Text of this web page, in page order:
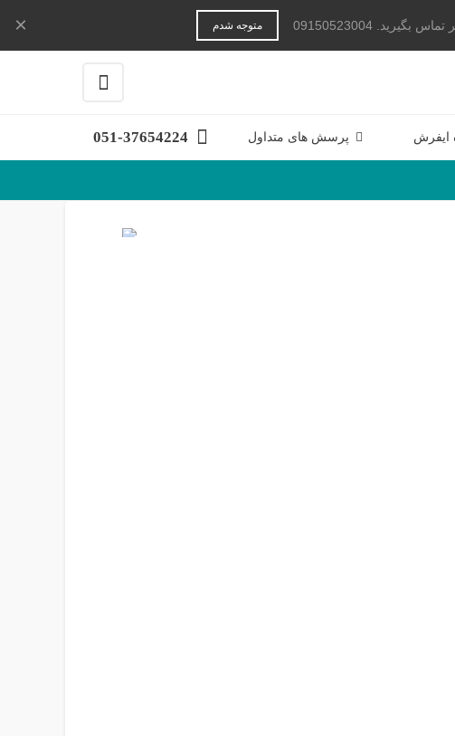
09150523004 متوجه شدم ×
ایفرش پرسش های متداول 051-37654224